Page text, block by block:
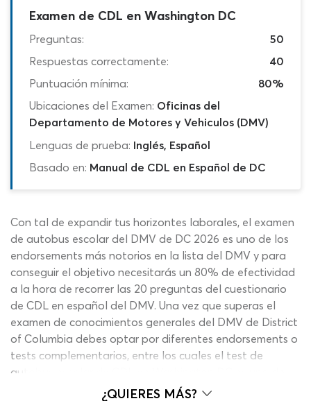
Examen de CDL en Washington DC
Preguntas:
50
Respuestas correctamente:
40
Puntuación mínima:
80%
Ubicaciones del Examen: Oficinas del
Departamento de Motores y Vehiculos (DMV)
Lenguas de prueba: Inglés, Español
Basado en: Manual de CDL en Español de DC
Con tal de expandir tus horizontes laborales, el examen
de autobus escolar del DMV de DC 2026 es uno de los
endorsements más notorios en la lista del DMV y para
conseguir el objetivo necesitarás un 80% de efectividad
a la hora de recorrer las 20 preguntas del cuestionario
de CDL en español del DMV. Una vez que superas el
examen de conocimientos generales del DMV de District
of Columbia debes optar por diferentes endorsements o
tests complementarios, entre los cuales el test de
autobus escolar de CDL en Washington DC es uno de
los más cortos pero más exigentes debido al estrecho
¿QUIERES MÁS?